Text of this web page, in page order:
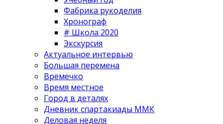
Фабрика рукоделия
Хронограф
# Школа 2020
Экскурсия
Актуальное интервью
Большая перемена
Времечко
Время местное
Город в деталях
Дневник спартакиады ММК
Деловая неделя